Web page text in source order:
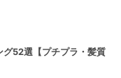
グ52選【プチプラ・髪質